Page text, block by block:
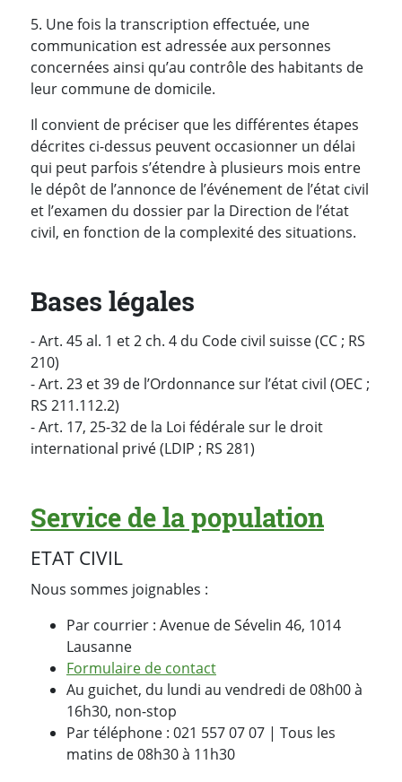
5. Une fois la transcription effectuée, une
communication est adressée aux personnes
concernées ainsi qu’au contrôle des habitants de
leur commune de domicile.
Il convient de préciser que les différentes étapes
décrites ci-dessus peuvent occasionner un délai
qui peut parfois s’étendre à plusieurs mois entre
le dépôt de l’annonce de l’événement de l’état civil
et l’examen du dossier par la Direction de l’état
civil, en fonction de la complexité des situations.
Bases légales
- Art. 45 al. 1 et 2 ch. 4 du Code civil suisse (CC ; RS
210)
- Art. 23 et 39 de l’Ordonnance sur l’état civil (OEC ;
RS 211.112.2)
- Art. 17, 25-32 de la Loi fédérale sur le droit
international privé (LDIP ; RS 281)
Service de la population
ETAT CIVIL
Nous sommes joignables :
Par courrier : Avenue de Sévelin 46, 1014
Lausanne
Formulaire de contact
Au guichet, du lundi au vendredi de 08h00 à
16h30, non-stop
Par téléphone : 021 557 07 07 | Tous les
matins de 08h30 à 11h30